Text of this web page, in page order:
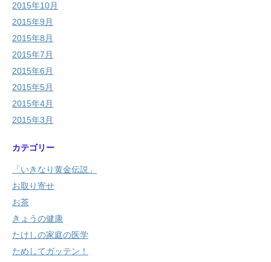
2015年10月
2015年9月
2015年8月
2015年7月
2015年6月
2015年5月
2015年4月
2015年3月
カテゴリー
「いきなり黄金伝説」
お取り寄せ
お茶
きょうの健康
たけしの家庭の医学
ためしてガッテン！